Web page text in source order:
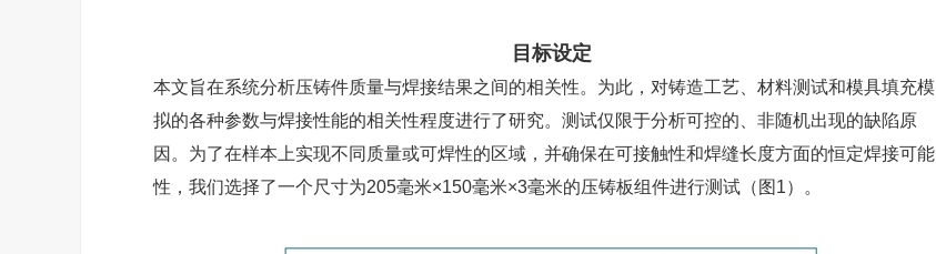
目标设定
本文旨在系统分析压铸件质量与焊接结果之间的相关性。为此，对铸造工艺、材料测试和模具填充模
拟的各种参数与焊接性能的相关性程度进行了研究。测试仅限于分析可控的、非随机出现的缺陷原
因。为了在样本上实现不同质量或可焊性的区域，并确保在可接触性和焊缝长度方面的恒定焊接可能
性，我们选择了一个尺寸为205毫米×150毫米×3毫米的压铸板组件进行测试（图1）。